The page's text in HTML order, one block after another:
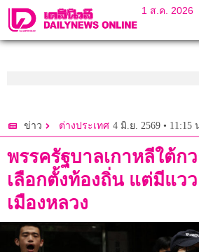
1 ส.ค. 2026
ข่าว ต่างประเทศ 4 มิ.ย. 2569 • 11:15
พรรครัฐบาลเกาหลีใต้ก
เลือกตั้งท้องถิ่น แต่มีแว
เมืองหลวง